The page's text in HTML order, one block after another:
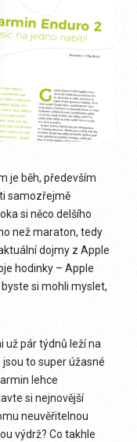
je běh, především
samozřejmě
si něco delšího
než maraton, tedy
dojmy z Apple
hodinky – Apple
byste si mohli myslet,
už pár týdnů leží na
to super úžasné
lehce
si nejnovější
neuvěřitelnou
výdrž? Co takhle